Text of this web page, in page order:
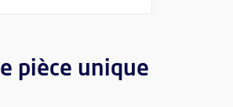
pièce unique